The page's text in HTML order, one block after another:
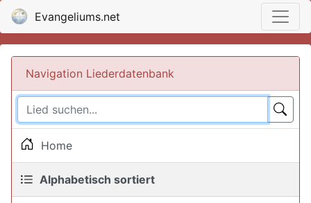
Evangeliums.net
Navigation Liederdatenbank
Home
Alphabetisch sortiert